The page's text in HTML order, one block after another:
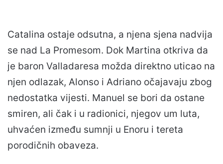
Catalina ostaje odsutna, a njena sjena nadvija
se nad La Promesom. Dok Martina otkriva da
je baron Valladaresa možda direktno uticao na
njen odlazak, Alonso i Adriano očajavaju zbog
nedostatka vijesti. Manuel se bori da ostane
smiren, ali čak i u radionici, njegov um luta,
uhvaćen između sumnji u Enoru i tereta
porodičnih obaveza.